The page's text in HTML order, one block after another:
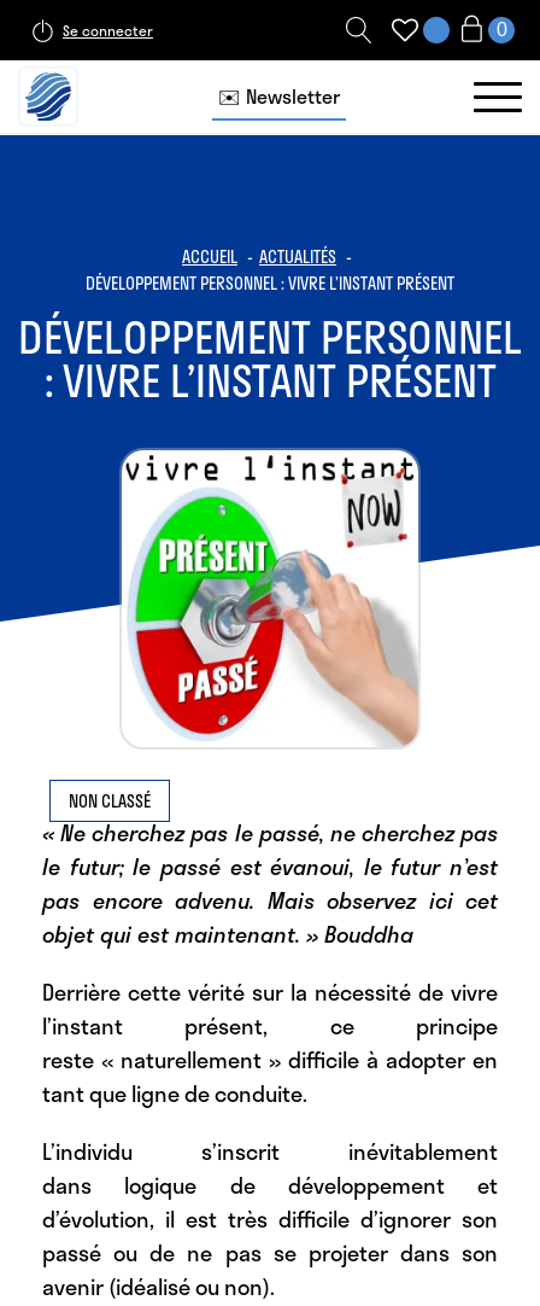
Se connecter
✉️ Newsletter
ACCUEIL
ACTUALITÉS
DÉVELOPPEMENT PERSONNEL : VIVRE L’INSTANT PRÉSENT
DÉVELOPPEMENT PERSONNEL
: VIVRE L’INSTANT PRÉSENT
NON CLASSÉ
« Ne cherchez pas le passé, ne cherchez pas
le futur; le passé est évanoui, le futur n’est
pas encore advenu. Mais observez ici cet
objet qui est maintenant. » Bouddha
Derrière cette vérité sur la nécessité de vivre
l’instant présent, ce principe
reste « naturellement » difficile à adopter en
tant que ligne de conduite.
L’individu s’inscrit inévitablement
dans logique de développement et
d’évolution, il est très difficile d’ignorer son
passé ou de ne pas se projeter dans son
avenir (idéalisé ou non).